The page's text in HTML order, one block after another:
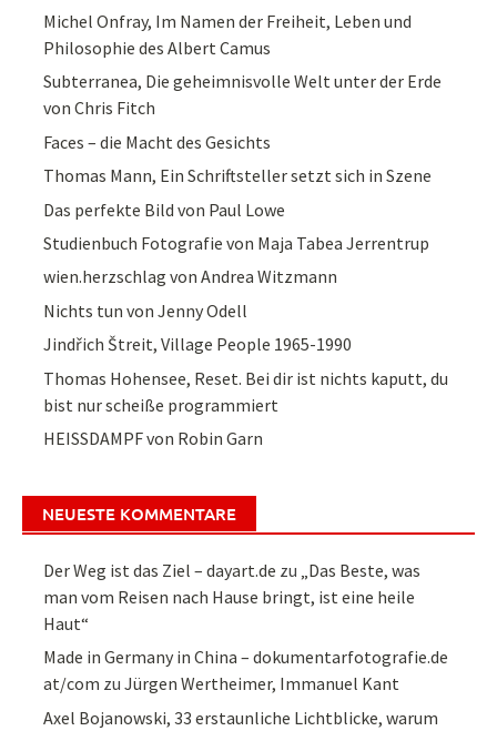
Michel Onfray, Im Namen der Freiheit, Leben und
Philosophie des Albert Camus
Subterranea, Die geheimnisvolle Welt unter der Erde
von Chris Fitch
Faces – die Macht des Gesichts
Thomas Mann, Ein Schriftsteller setzt sich in Szene
Das perfekte Bild von Paul Lowe
Studienbuch Fotografie von Maja Tabea Jerrentrup
wien.herzschlag von Andrea Witzmann
Nichts tun von Jenny Odell
Jindřich Štreit, Village People 1965-1990
Thomas Hohensee, Reset. Bei dir ist nichts kaputt, du
bist nur scheiße programmiert
HEISSDAMPF von Robin Garn
NEUESTE KOMMENTARE
Der Weg ist das Ziel – dayart.de zu „Das Beste, was
man vom Reisen nach Hause bringt, ist eine heile
Haut“
Made in Germany in China – dokumentarfotografie.de
at/com zuJürgen Wertheimer, Immanuel Kant
Axel Bojanowski, 33 erstaunliche Lichtblicke, warum